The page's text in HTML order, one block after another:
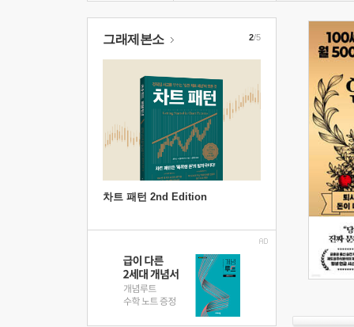
그래제본소
차트 패턴 2nd Edition
2/5